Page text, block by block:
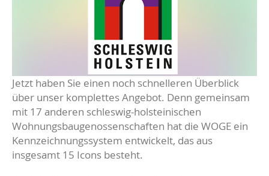
Jetzt haben Sie einen noch schnelleren Überblick
über unser komplettes Angebot. Denn gemeinsam
mit 17 anderen schleswig-holsteinischen
Wohnungsbaugenossenschaften hat die WOGE ein
Kennzeichnungssystem entwickelt, das aus
insgesamt 15 Icons besteht.